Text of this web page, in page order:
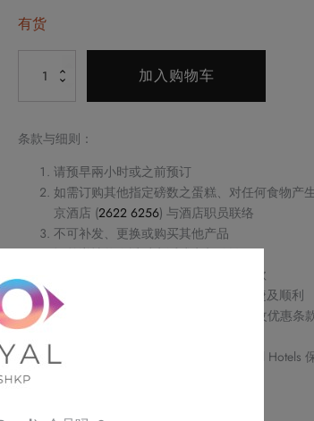
有货
仁
数
量
加入购物车
条款与细则：
请预早兩小时或之前预订
如需订购其他指定磅数之蛋糕、对任何食物产
京酒店 (2622 6256) 与酒店职员联络
不可补发、更换或购买其他产品
订单详情将会透过电话或电邮确认
订单一经确认，不可更改、取消或退款
请务必检查所填资料，以确保交易快捷及顺利
Royal Delights by Royal Hotels 保留修改优惠
如有任何争议，Royal Delights by Royal Hotels